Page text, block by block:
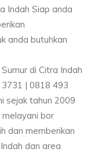
Indah Siap anda
anda butuhkan
3731 | 0818 493
sejak tahun 2009
bor
dan memberikan
dan area